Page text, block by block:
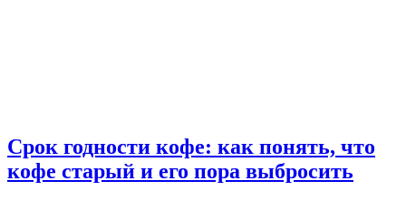
Срок годности кофе: как понять, что
кофе старый и его пора выбросить